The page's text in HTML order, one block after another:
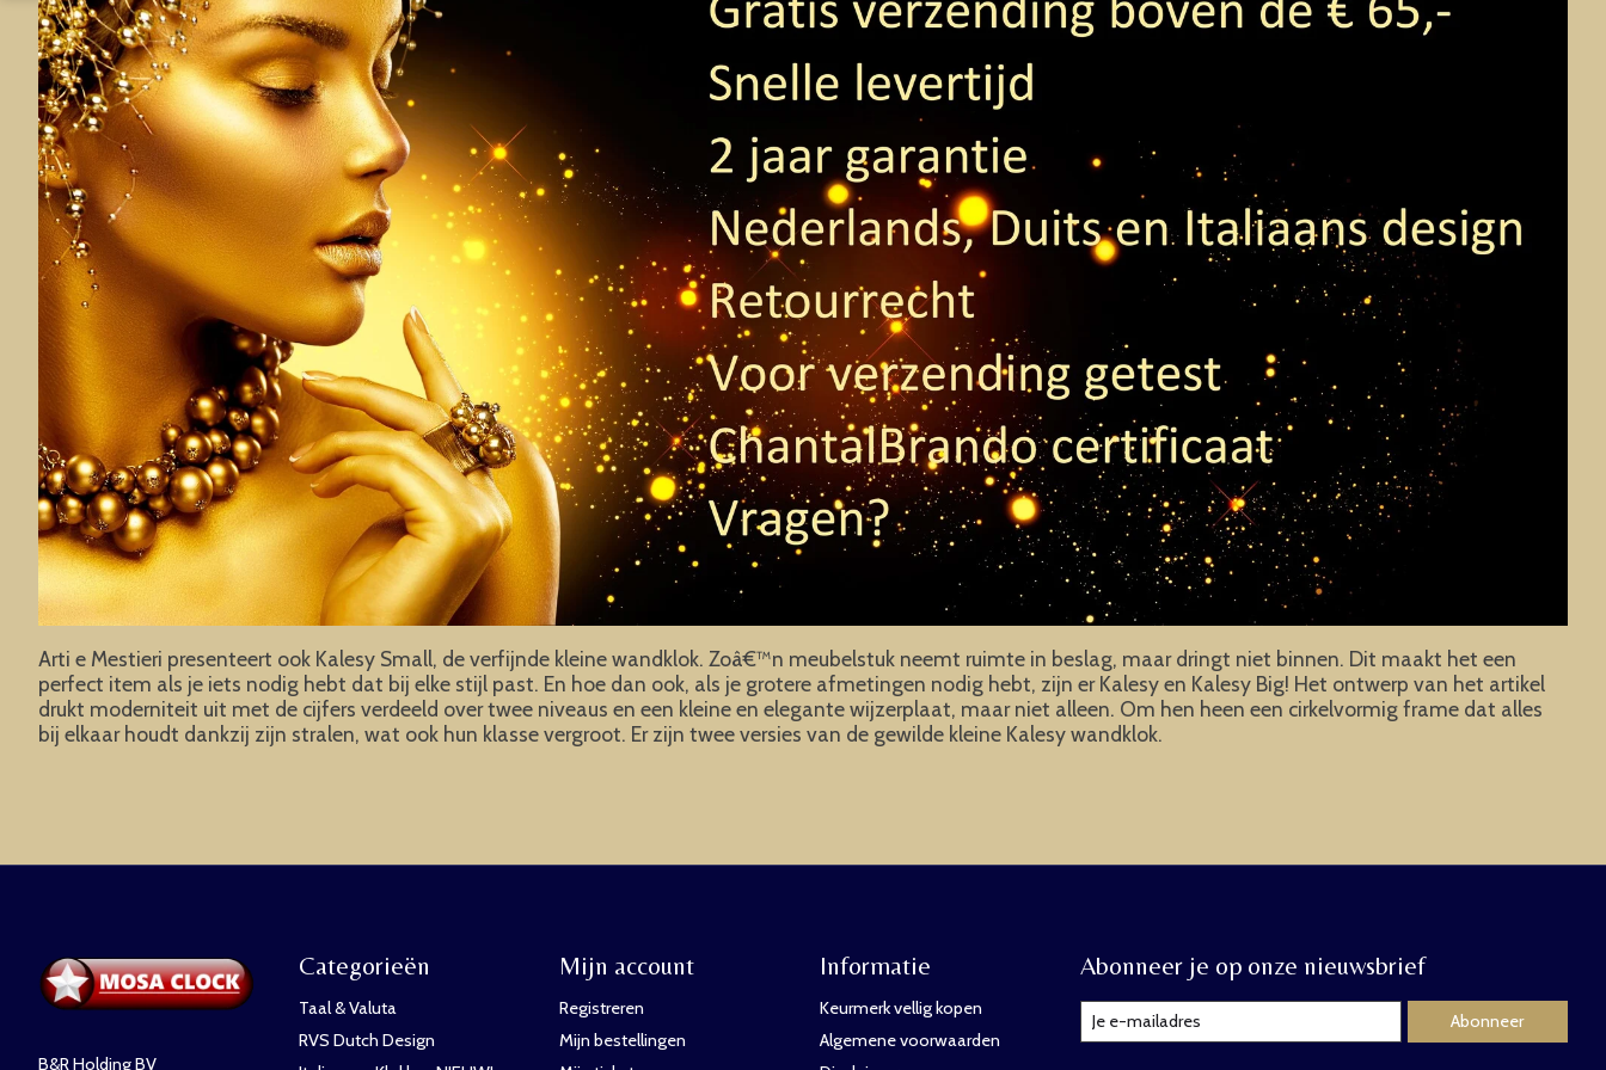
Arti e Mestieri presenteert ook Kalesy Small, de verfijnde kleine wandklok. Zoâ€™n meubelstuk neemt ruimte in beslag, maar dringt niet binnen. Dit maakt het een
perfect item als je iets nodig hebt dat bij elke stijl past. En hoe dan ook, als je grotere afmetingen nodig hebt, zijn er Kalesy en Kalesy Big! Het ontwerp van het artikel
drukt moderniteit uit met de cijfers verdeeld over twee niveaus en een kleine en elegante wijzerplaat, maar niet alleen. Om hen heen een cirkelvormig frame dat alles
bij elkaar houdt dankzij zijn stralen, wat ook hun klasse vergroot. Er zijn twee versies van de gewilde kleine Kalesy wandklok.
B&R Holding BV
Categorieën
Taal & Valuta
RVS Dutch Design
Mijn account
Registreren
Mijn bestellingen
Informatie
Keurmerk vellig kopen
Algemene voorwaarden
Abonneer je op onze nieuwsbrief
Abonneer